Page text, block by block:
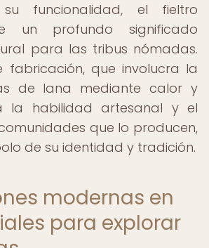
funcionalidad, el fieltro
un profundo significado
para las tribus nómadas.
fabricación, que involucra la
de lana mediante calor y
la habilidad artesanal y el
que lo producen,
de su identidad y tradición.
modernas en
para explorar